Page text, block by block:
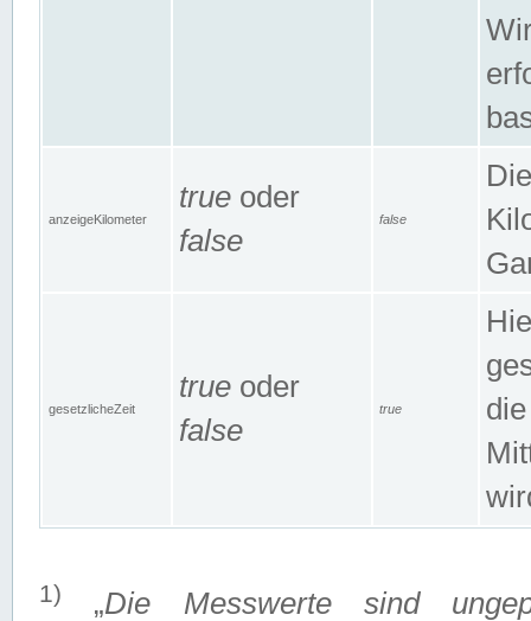
anzeigeKilometer
true oder
false
false
gesetzlicheZeit
true oder
false
true
1) „Die Messwerte sind